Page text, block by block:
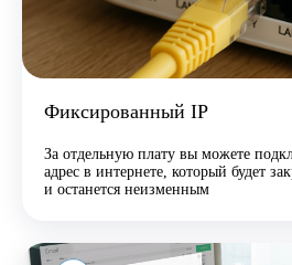
Фиксированный IP
За отдельную плату вы можете
адрес в интернете, который будет
и останется неизменным